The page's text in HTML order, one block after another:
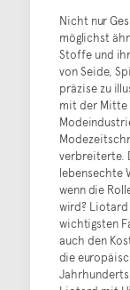
Nicht nur
möglichst
Stoffe und
von Seide,
präzise zu
mit der Mitte
verbreiterte.
lebensechte
wenn die
wird?
wichtigsten
auch den
die
Jahrhunderts